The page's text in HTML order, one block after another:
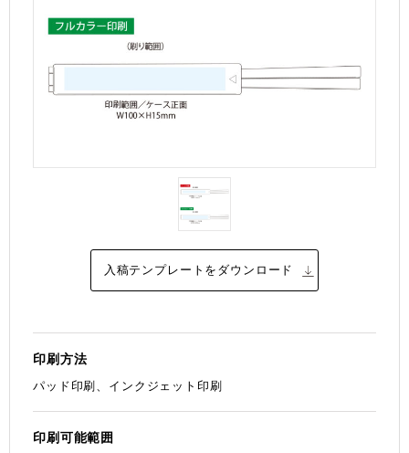
入稿テンプレートを ダウンロード
印刷方法
パッド印刷、インクジェット印刷
印刷可能範囲